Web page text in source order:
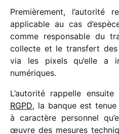
Premièrement, l’autorité
appli­cable au cas
comme respon­sable du
collecte et le trans­fert
via les pixels qu’elle a
numériques.
L’autorité rappelle
RGPD, la banque est
à carac­tère person­nel
œuvre des mesures